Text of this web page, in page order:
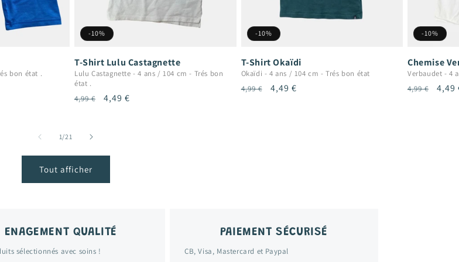
bon état .
-10%
T-Shirt Lulu Castagnette
Lulu Castagnette -4 ans / 104 cm - Trés bon
état .
Prix
4,99 €
Prix
4,49 €
-10%
T-Shirt Okaïdi
Okaïdi - 4 ans / 104 cm -Trés bon état
Prix
4,99 €
Prix
4,49 €
-10%
Chemise
Verbaudet -4
Prix
4,99 €
Prix
4,49
1/de
21
Tout afficher
ENAGEMENT QUALITÉ
sélectionnés avec soins !
PAIEMENT SÉCURISÉ
CB, Visa, Mastercard et Paypal